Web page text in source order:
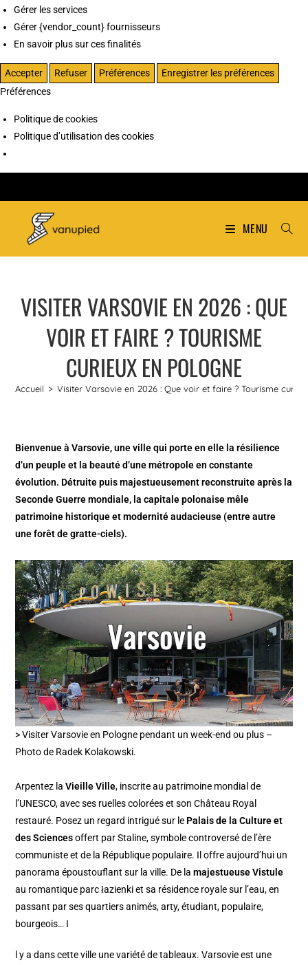
Gérer les services
Gérer {vendor_count} fournisseurs
En savoir plus sur ces finalités
Accepter Refuser Préférences
Enregistrer les préférences
Préférences
Politique de cookies
Politique d’utilisation des cookies
MENU
VISITER VARSOVIE EN 2026 : QUE
VOIR ET FAIRE ? TOURISME
CURIEUX EN POLOGNE
Accueil > Visiter Varsovie en 2026 : Que voir et faire ? Tourisme
Bienvenue à Varsovie, une ville qui porte en elle la résilience
d’un peuple et la beauté d’une métropole en constante
évolution. Détruite puis majestueusement reconstruite après la
Seconde Guerre mondiale, la capitale polonaise mêle
patrimoine historique et modernité audacieuse (entre autre
une forêt de gratte-ciels).
> Visiter Varsovie en Pologne pendant un week-end ou plus –
Photo de Radek Kolakowski.
Arpentez laVieille Ville, inscrite au patrimoine mondial de
l’UNESCO, avec ses ruelles colorées et son Château Royal
restauré. Posez un regard intrigué sur le Palais de la Culture et
des Sciencesoffert par Staline, symbole controversé de l’ère
communiste et de la République populaire. Il offre aujourd’hui un
panorama époustouflant sur la ville. De lamajestueuse Vistule
au romantique parc łazienki et sa résidence royale sur l’eau, en
passant par ses quartiers animés, arty, étudiant, populaire,
bourgeois… I
l y a dans cette ville une variété de tableaux. Varsovie est une